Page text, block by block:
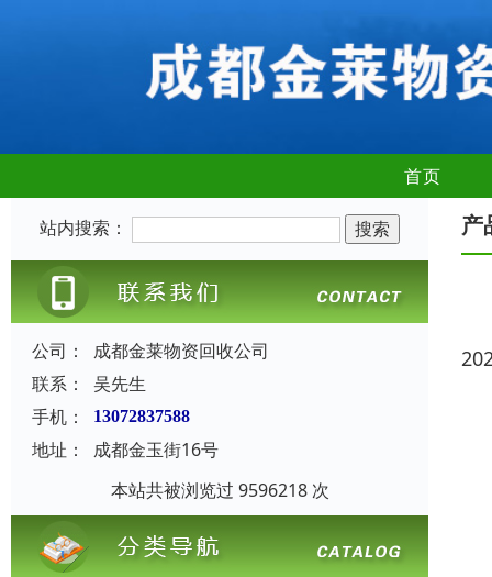
首页
站内搜索：
公司：
成都金莱物资回收公司
联系：
吴先生
手机：
13072837588
地址：
成都金玉街16号
本站共被浏览过 9596218 次
产